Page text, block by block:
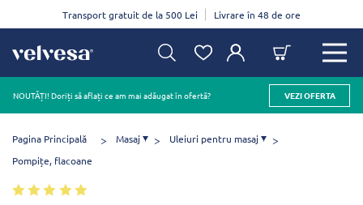
Transport gratuit de la 500 Lei Livrare în 48 de ore
NOUTĂȚI! Doriți să aflați ce am mai adăugat în ofertă? VEZI OFERTA
Pagina Principală Masaj
Uleiuri pentru masaj
Pompițe, flacoane